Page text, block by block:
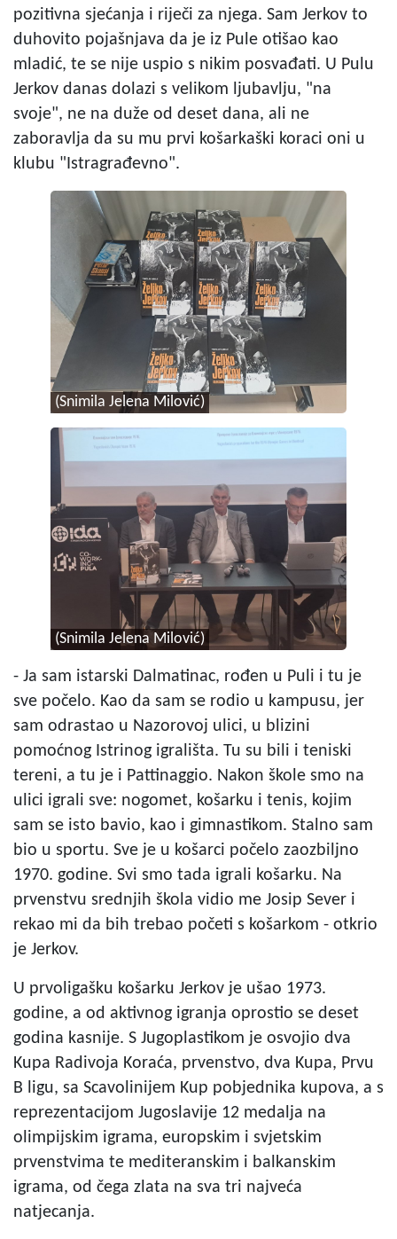
pozitivna sjećanja i riječi za njega. Sam Jerkov to
duhovito pojašnjava da je iz Pule otišao kao
mladić, te se nije uspio s nikim posvađati. U Pulu
Jerkov danas dolazi s velikom ljubavlju, "na
svoje", ne na duže od deset dana, ali ne
zaboravlja da su mu prvi košarkaški koraci oni u
klubu "Istragrađevno".
(Snimila Jelena Milović)
(Snimila Jelena Milović)
- Ja sam istarski Dalmatinac, rođen u Puli i tu je
sve počelo. Kao da sam se rodio u kampusu, jer
sam odrastao u Nazorovoj ulici, u blizini
pomoćnog Istrinog igrališta. Tu su bili i teniski
tereni, a tu je i Pattinaggio. Nakon škole smo na
ulici igrali sve: nogomet, košarku i tenis, kojim
sam se isto bavio, kao i gimnastikom. Stalno sam
bio u sportu. Sve je u košarci počelo zaozbiljno
1970. godine. Svi smo tada igrali košarku. Na
prvenstvu srednjih škola vidio me Josip Sever i
rekao mi da bih trebao početi s košarkom - otkrio
je Jerkov.
U prvoligašku košarku Jerkov je ušao 1973.
godine, a od aktivnog igranja oprostio se deset
godina kasnije. S Jugoplastikom je osvojio dva
Kupa Radivoja Koraća, prvenstvo, dva Kupa, Prvu
B ligu, sa Scavolinijem Kup pobjednika kupova, a s
reprezentacijom Jugoslavije 12 medalja na
olimpijskim igrama, europskim i svjetskim
prvenstvima te mediteranskim i balkanskim
igrama, od čega zlata na sva tri najveća
natjecanja.